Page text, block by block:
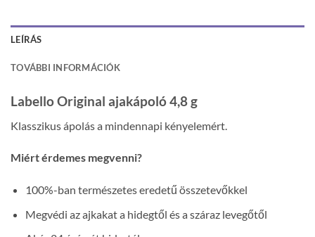
LEÍRÁS
TOVÁBBI INFORMÁCIÓK
Labello Original ajakápoló 4,8 g
Klasszikus ápolás a mindennapi kényelemért.
Miért érdemes megvenni?
100%-ban természetes eredetű összetevőkkel
Megvédi az ajkakat a hidegtől és a száraz levegőtől